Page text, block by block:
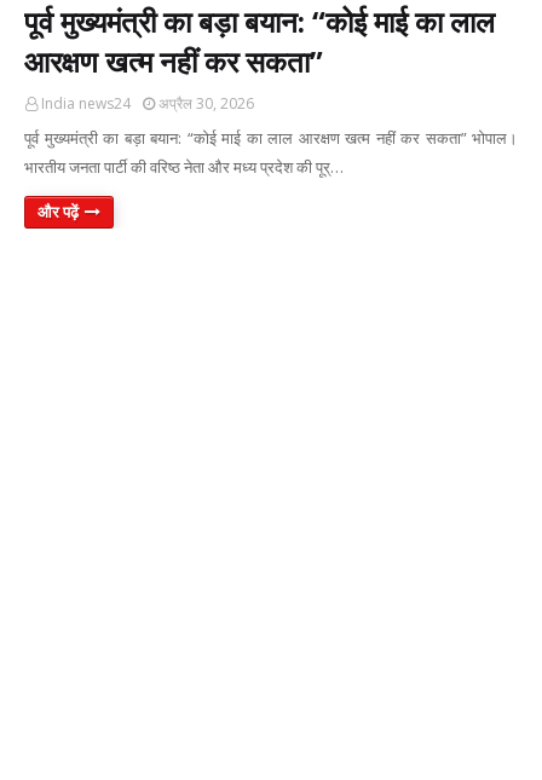
पूर्व मुख्यमंत्री का बड़ा बयान: “कोई माई का लाल
आरक्षण खत्म नहीं कर सकता”
India news24 अप्रैल 30, 2026
पूर्व मुख्यमंत्री का बड़ा बयान: “कोई माई का लाल आरक्षण खत्म नहीं कर सकता” भोपाल।
भारतीय जनता पार्टी की वरिष्ठ नेता और मध्य प्रदेश की पूर्…
और पढ़ें